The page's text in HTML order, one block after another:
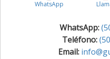
WhatsApp
WhatsApp:
Teléfono:
Email: